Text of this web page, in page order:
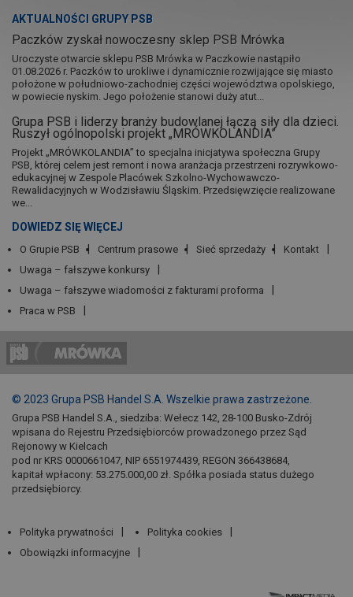
AKTUALNOŚCI GRUPY PSB
Paczków zyskał nowoczesny sklep PSB Mrówka
Uroczyste otwarcie sklepu PSB Mrówka w Paczkowie nastąpiło
01.08.2026 r. Paczków to urokliwe i dynamicznie rozwijające się miasto
położone w południowo-zachodniej części województwa opolskiego,
w powiecie nyskim. Jego położenie stanowi duży atut...
Grupa PSB i liderzy branży budowlanej łączą siły dla dzieci.
Ruszył ogólnopolski projekt „MRÓWKOLANDIA”
Projekt „MRÓWKOLANDIA” to specjalna inicjatywa społeczna Grupy
PSB, której celem jest remont i nowa aranżacja przestrzeni rozrywkowo-
edukacyjnej w Zespole Placówek Szkolno-Wychowawczo-
Rewalidacyjnych w Wodzisławiu Śląskim. Przedsięwzięcie realizowane
we...
DOWIEDZ SIĘ WIĘCEJ
O Grupie PSB Centrum prasowe Sieć sprzedaży
Kontakt
Uwaga – fałszywe konkursy
Uwaga – fałszywe wiadomości z fakturami proforma
Praca w PSB
© 2023 Grupa PSB Handel S.A. Wszelkie prawa zastrzeżone.
Grupa PSB Handel S.A., siedziba: Wełecz 142, 28-100 Busko-Zdrój
wpisana do Rejestru Przedsiębiorców prowadzonego przez Sąd
Rejonowy w Kielcach
pod nr KRS 0000661047, NIP 6551974439, REGON 366438684,
kapitał wpłacony: 53.275.000,00 zł. Spółka posiada status dużego
przedsiębiorcy.
Polityka prywatności
Polityka cookies
Obowiązki informacyjne